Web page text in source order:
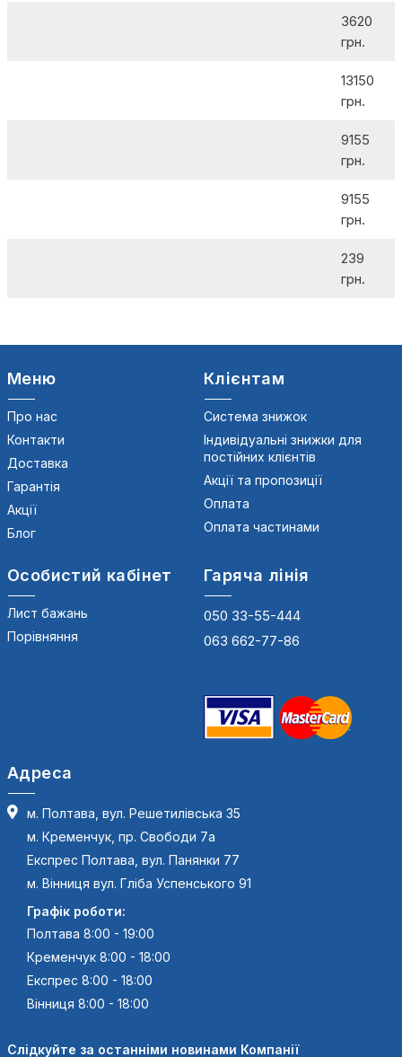
3620
грн.
13150
грн.
9155
грн.
9155
грн.
239
грн.
Меню
Про нас
Контакти
Доставка
Гарантія
Акції
Блог
Клієнтам
Система знижок
Індивідуальні знижки для
постійних клієнтів
Акції та пропозиції
Оплата
Оплата частинами
Особистий кабінет
Лист бажань
Порівняння
Гаряча лінія
050 33-55-444
063 662-77-86
Адреса
м. Полтава, вул. Решетилівська 35
м. Кременчук, пр. Свободи 7а
Експрес Полтава, вул. Панянки 77
м. Вінниця вул. Гліба Успенського 91
Графік роботи:
Полтава 8:00 - 19:00
Кременчук 8:00 - 18:00
Експрес 8:00 - 18:00
Вінниця 8:00 - 18:00
Слідкуйте за останніми новинами Компанії